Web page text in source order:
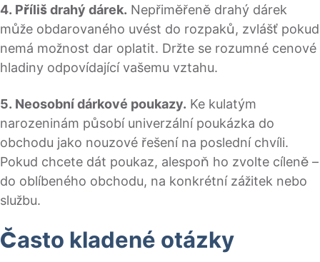
4. Příliš drahý dárek. Nepřiměřeně drahý dárek
může obdarovaného uvést do rozpaků, zvlášť pokud
nemá možnost dar oplatit. Držte se rozumné cenové
hladiny odpovídající vašemu vztahu.
5. Neosobní dárkové poukazy. Ke kulatým
narozeninám působí univerzální poukázka do
obchodu jako nouzové řešení na poslední chvíli.
Pokud chcete dát poukaz, alespoň ho zvolte cíleně –
do oblíbeného obchodu, na konkrétní zážitek nebo
službu.
Často kladené otázky